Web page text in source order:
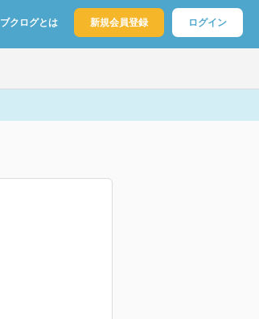
ブクログとは 新規会員登録 ログイン